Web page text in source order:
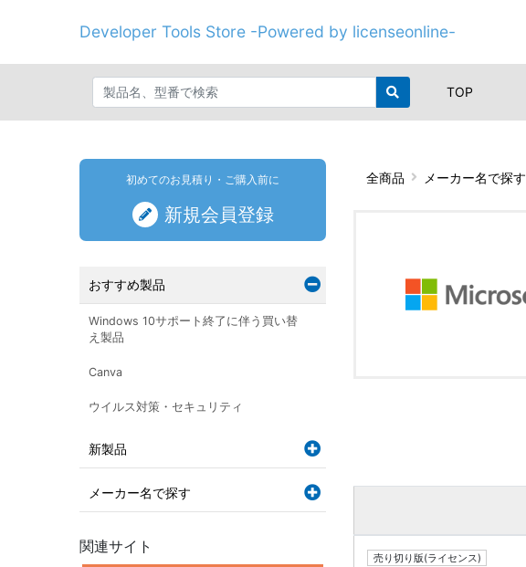
Developer Tools Store -Powered by licenseonline-
TOP
全商品 メーカー名で探す
売り切り版(ライセンス)
初めてのお見積り・ご購入前に
新規会員登録
おすすめ製品
Windows 10サポート終了に伴う買い替
え製品
Canva
ウイルス対策・セキュリティ
新製品
メーカー名で探す
関連サイト